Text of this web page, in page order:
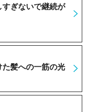
すぎないで継続が
た髪への一筋の光